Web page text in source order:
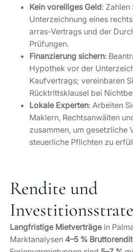
Kein voreiliges Geld:
Unterzeichnung eines
arras‑Vertrags und der
Prüfungen.
Finanzierung sichern:
Hypothek vor der
Kaufvertrags; vereinbaren
Rücktrittsklausel bei
Lokale Experten: Arbeiten
Maklern, Rechtsanwälten
zusammen, um gesetzliche
steuerliche Pflichten zu
Rendite und
Langfristige Mietverträge in
Marktanalysen 4–5 %